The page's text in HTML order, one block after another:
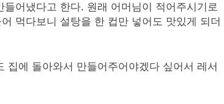
어냈다고 한다. 원래 어머님이 적어주시기로
먹다보니 설탕을 한 컵만 넣어도 맛있게 되더
집에 돌아와서 만들어주어야겠다 싶어서 레서